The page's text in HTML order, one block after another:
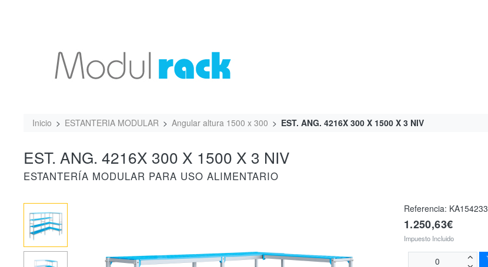
Inicio ESTANTERIA MODULAR Angular altura 1500 x 300 EST. ANG. 4216X 300 X 1500 X 3 NIV
EST. ANG. 4216X 300 X 1500 X 3 NIV
ESTANTERÍA MODULAR PARA USO ALIMENTARIO
Referencia: KA154233
1.250,63€
Impuesto Incluido